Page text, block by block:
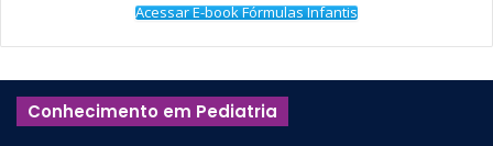
Acessar E-book Fórmulas Infantis
Conhecimento em Pediatria